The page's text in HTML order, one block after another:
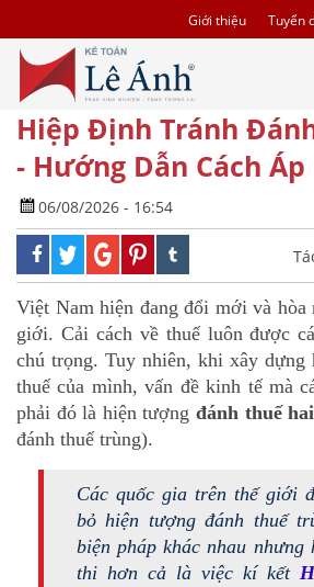
Giới thiệu Tuyển
Hiệp Định Tránh
- Hướng Dẫn Cách Áp
06/08/2026 - 16:54
Việt Nam hiện đang đổi mới và
giới. Cải cách về thuế luôn được
chú trọng. Tuy nhiên, khi xây dựng
thuế của mình, vấn đề kinh tế mà
phải đó là hiện tượng đánh thuế
đánh thuế trùng).
Các quốc gia trên thế giới
bỏ hiện tượng đánh thuế
biện pháp khác nhau nhưng
thi hơn cả là việc kí kết